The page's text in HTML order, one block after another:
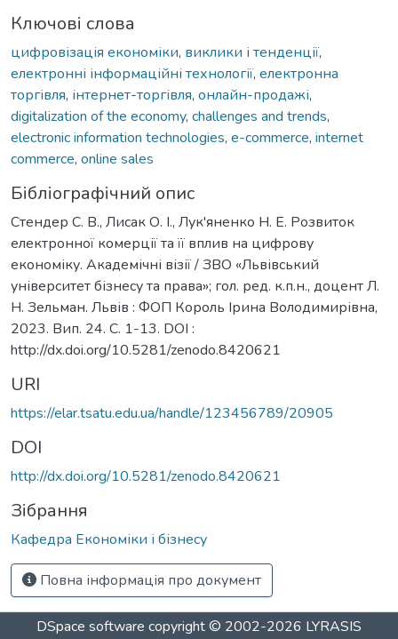
Ключові слова
цифровізація економіки, виклики і тенденції,
електронні інформаційні технології, електронна
торгівля, інтернет-торгівля, онлайн-продажі,
digitalization of the economy, challenges and trends,
electronic information technologies, e-commerce, internet
commerce, online sales
Бібліографічний опис
Стендер С. В., Лисак О. І., Лук'яненко Н. Е. Розвиток
електронної комерції та її вплив на цифрову
економіку. Академічні візії / ЗВО «Львівський
університет бізнесу та права»; гол. ред. к.п.н., доцент Л.
Н. Зельман. Львів : ФОП Король Ірина Володимирівна,
2023. Вип. 24. С. 1-13. DOI :
http://dx.doi.org/10.5281/zenodo.8420621
URI
https://elar.tsatu.edu.ua/handle/123456789/20905
DOI
http://dx.doi.org/10.5281/zenodo.8420621
Зібрання
Кафедра Економіки і бізнесу
Повна інформація про документ
DSpace software copyright © 2002-2026 LYRASIS